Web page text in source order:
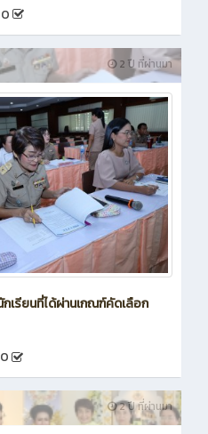
0
2 ปี ที่ผ่านมา
กเรียนที่ได้ผ่านเกณฑ์คัดเลือก
0
2 ปี ที่ผ่านมา